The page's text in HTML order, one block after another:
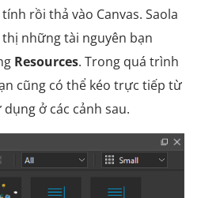
rồi thả vào Canvas. Saola
những tài nguyên bạn
Resources. Trong quá trình
cũng có thể kéo trực tiếp từ
ở các cảnh sau.